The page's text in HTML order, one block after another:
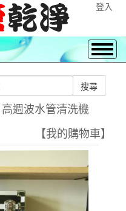
登入
高週波水管清洗機
【我的購物車】